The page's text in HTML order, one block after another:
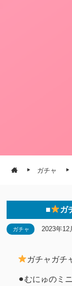
ガチャ
■ ガ
ガチャ 2023年12
ガチャガチ
⚫︎むにゅのミ